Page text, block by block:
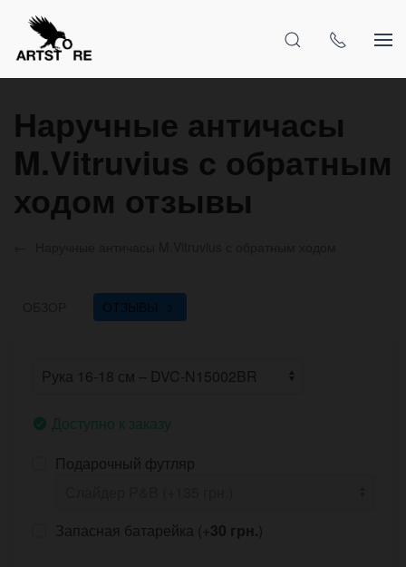
Наручные античасы
M.Vitruvius с обратным
ходом отзывы
ОТЗЫВЫ 3
Доступно к заказу
Подарочный футляр
Запасная батарейка (+30 грн.)